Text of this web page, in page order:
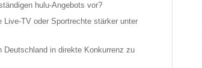
hulu-Angebots vor?
TV oder Sportrechte stärker unter
Deutschland in direkte Konkurrenz zu